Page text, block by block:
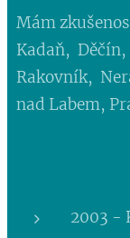
Mám
Kadaň,
Rakovník,
nad Labem,
2003 -